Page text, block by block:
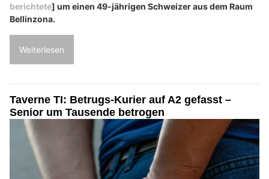
berichtete] um einen 49-jährigen Schweizer aus dem Raum
Bellinzona.
Weiterlesen
Taverne TI: Betrugs-Kurier auf A2 gefasst –
Senior um Tausende betrogen